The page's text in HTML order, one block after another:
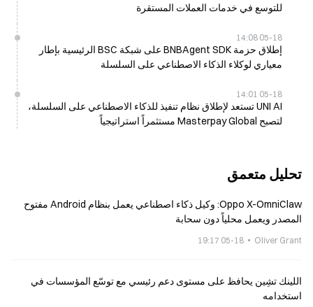
للتوسع في خدمات العملات المستقرة
05-18 14:08
إطلاق حزمة BNBAgent SDK على شبكة BSC الرئيسية بإطار
معياري لوكلاء الذكاء الاصطناعي على السلسلة
05-18 14:01
UNI AI تستعد لإطلاق نظام تنفيذ للذكاء الاصطناعي على السلسلة،
لتصبح Masterpay Global مستثمراً استراتيجياً
تحليل متعمق
Oppo X-OmniClaw: وكيل ذكاء اصطناعي يعمل بنظام Android مفتوح
المصدر ويعمل محلياً دون سحابة
Oliver Grant
05-18 19:17
اللينك تشِين يحافظ على مستوى دعم رئيسي مع توسّع المؤسسات في
استخدامه